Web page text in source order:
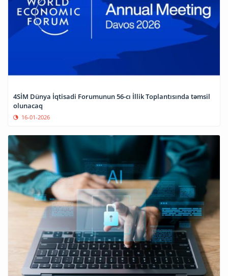
4SİM Dünya İqtisadi Forumunun 56-cı İllik Toplantısında təmsil
olunacaq
16-01-2026